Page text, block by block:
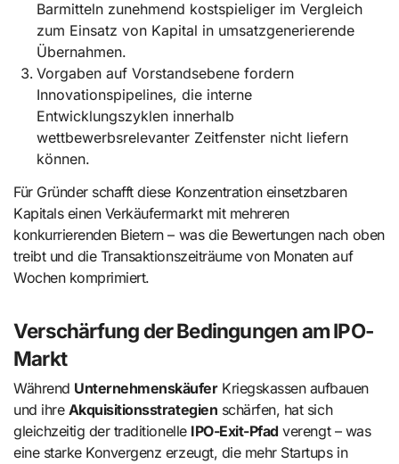
Barmitteln zunehmend kostspieliger im Vergleich
zum Einsatz von Kapital in umsatzgenerierende
Übernahmen.
Vorgaben auf Vorstandsebene fordern
Innovationspipelines, die interne
Entwicklungszyklen innerhalb
wettbewerbsrelevanter Zeitfenster nicht liefern
können.
Für Gründer schafft diese Konzentration einsetzbaren
Kapitals einen Verkäufermarkt mit mehreren
konkurrierenden Bietern – was die Bewertungen nach oben
treibt und die Transaktionszeiträume von Monaten auf
Wochen komprimiert.
Verschärfung der Bedingungen am IPO-
Markt
Während UnternehmenskäuferKriegskassen aufbauen
und ihre Akquisitionsstrategien schärfen, hat sich
gleichzeitig der traditionelle IPO-Exit-Pfad verengt – was
eine starke Konvergenz erzeugt, die mehr Startups in